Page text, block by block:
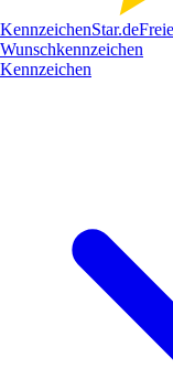
KennzeichenStar.de
Wunschkennzeichen
Kennzeichen